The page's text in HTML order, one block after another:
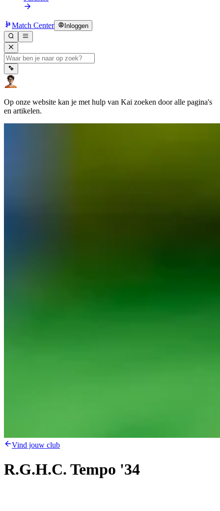
Match Center Inloggen
Op onze website kan je met hulp van Kai zoeken door alle pagina's
en artikelen.
Vind jouw club
R.G.H.C. Tempo '34